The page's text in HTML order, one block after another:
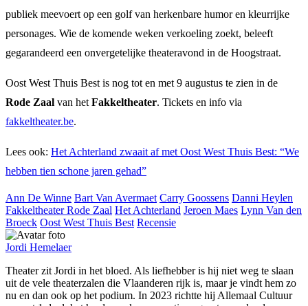
publiek meevoert op een golf van herkenbare humor en kleurrijke
personages. Wie de komende weken verkoeling zoekt, beleeft
gegarandeerd een onvergetelijke theateravond in de Hoogstraat.
Oost West Thuis Best is nog tot en met 9 augustus te zien in de
Rode Zaal van het Fakkeltheater. Tickets en info via
fakkeltheater.be.
Lees ook: Het Achterland zwaait af met Oost West Thuis Best: “We
hebben tien schone jaren gehad”
Ann De Winne Bart Van Avermaet Carry Goossens Danni Heylen
Fakkeltheater Rode Zaal Het Achterland Jeroen Maes Lynn Van den
Broeck Oost West Thuis Best Recensie
Jordi Hemelaer
Theater zit Jordi in het bloed. Als liefhebber is hij niet weg te slaan
uit de vele theaterzalen die Vlaanderen rijk is, maar je vindt hem zo
nu en dan ook op het podium. In 2023 richtte hij Allemaal Cultuur